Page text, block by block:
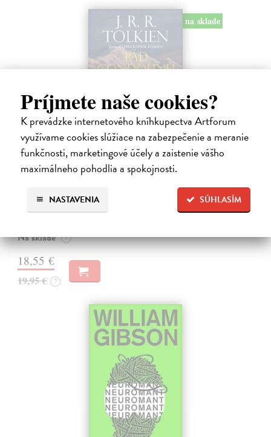
Príjmete naše cookies?
K prevádzke internetového kníhkupectva Artforum
využívame cookies slúžiace na zabezpečenie a meranie
funkčnosti, marketingové účely a zaistenie vášho
maximálneho pohodlia a spokojnosti.
SÚHLASÍM
NASTAVENIA
na sklade
Pád Gondolinu
Legenda o páde Gondolinu hovorí o boji dvoch najväčších mocností
sveta. Zlo predstavuje Morgoth, najhorší zo všetkých, vodca
Na sklade ?
18,55 €
19,95 € ?